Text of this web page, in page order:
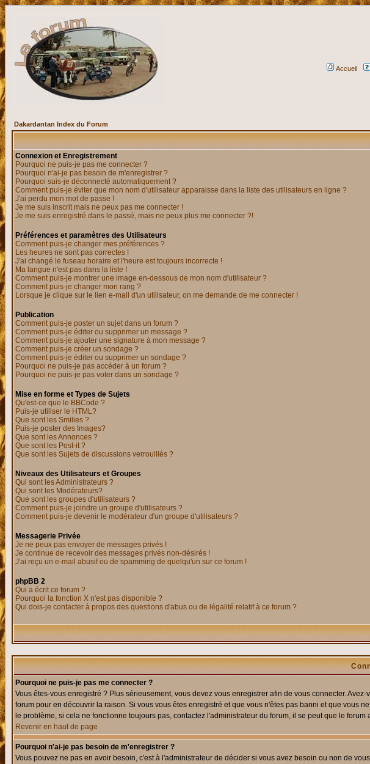
Accueil
Dakardantan Index du Forum
Connexion et Enregistrement
Pourquoi ne puis-je pas me connecter ?
Pourquoi n'ai-je pas besoin de m'enregistrer ?
Pourquoi suis-je déconnecté automatiquement ?
Comment puis-je éviter que mon nom d'utilisateur apparaisse dans la liste des utilisateurs en ligne ?
J'ai perdu mon mot de passe !
Je me suis inscrit mais ne peux pas me connecter !
Je me suis enregistré dans le passé, mais ne peux plus me connecter ?!
Préférences et paramètres des Utilisateurs
Comment puis-je changer mes préférences ?
Les heures ne sont pas correctes !
J'ai changé le fuseau horaire et l'heure est toujours incorrecte !
Ma langue n'est pas dans la liste !
Comment puis-je montrer une image en-dessous de mon nom d'utilisateur ?
Comment puis-je changer mon rang ?
Lorsque je clique sur le lien e-mail d'un utilisateur, on me demande de me connecter !
Publication
Comment puis-je poster un sujet dans un forum ?
Comment puis-je éditer ou supprimer un message ?
Comment puis-je ajouter une signature à mon message ?
Comment puis-je créer un sondage ?
Comment puis-je éditer ou supprimer un sondage ?
Pourquoi ne puis-je pas accéder à un forum ?
Pourquoi ne puis-je pas voter dans un sondage ?
Mise en forme et Types de Sujets
Qu'est-ce que le BBCode ?
Puis-je utiliser le HTML?
Que sont les Smilies ?
Puis-je poster des Images?
Que sont les Annonces ?
Que sont les Post-it ?
Que sont les Sujets de discussions verrouillés ?
Niveaux des Utilisateurs et Groupes
Qui sont les Administrateurs ?
Qui sont les Modérateurs?
Que sont les groupes d'utilisateurs ?
Comment puis-je joindre un groupe d'utilisateurs ?
Comment puis-je devenir le modérateur d'un groupe d'utilisateurs ?
Messagerie Privée
Je ne peux pas envoyer de messages privés !
Je continue de recevoir des messages privés non-désirés !
J'ai reçu un e-mail abusif ou de spamming de quelqu'un sur ce forum !
phpBB 2
Qui a écrit ce forum ?
Pourquoi la fonction X n'est pas disponible ?
Qui dois-je contacter à propos des questions d'abus ou de légalité relatif à ce forum ?
Pourquoi ne puis-je pas me connecter ?
Vous êtes-vous enregistré ? Plus sérieusement, vous devez vous enregistrer afin de vous connecter.
forum pour en découvrir la raison. Si vous vous êtes enregistré et que vous n'êtes pas banni et que vous
le problème, si cela ne fonctionne toujours pas, contactez l'administrateur du forum, il se peut que le forum
Revenir en haut de page
Pourquoi n'ai-je pas besoin de m'enregistrer ?
Vous pouvez ne pas en avoir besoin, c'est à l'administrateur de décider si vous avez besoin ou non de